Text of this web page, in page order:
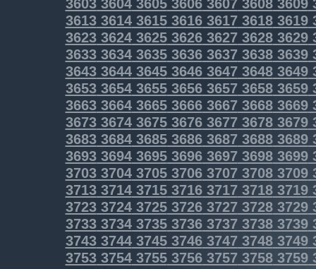
3613361436153616361736183619
3623362436253626362736283629
3633363436353636363736383639
3643364436453646364736483649
3653365436553656365736583659
3663366436653666366736683669
3673367436753676367736783679
3683368436853686368736883689
3693369436953696369736983699
3703370437053706370737083709
3713371437153716371737183719
37233724372537263727 37283729
37333734373537363737 37383739
37433744374537463747 37483749
37533754375537563757 37583759